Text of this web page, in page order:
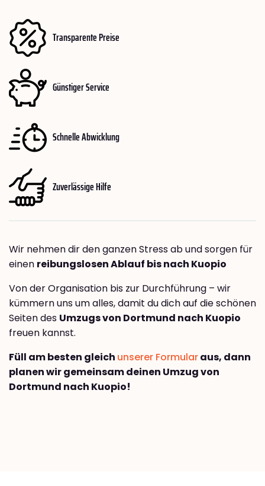
Transparente Preise
Günstiger Service
Schnelle Abwicklung
Zuverlässige Hilfe
Wir nehmen dir den ganzen Stress ab und sorgen für
einen reibungslosen Ablauf bis nach Kuopio
Von der Organisation bis zur Durchführung – wir
kümmern uns um alles, damit du dich auf die schönen
Seiten des Umzugs von Dortmund nach Kuopio
freuen kannst.
Füll am besten gleich unserer Formularaus, dann
planen wir gemeinsam deinen Umzug von
Dortmund nach Kuopio!